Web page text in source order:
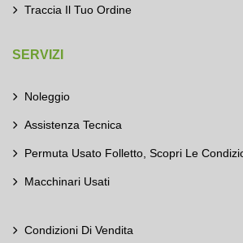
Traccia Il Tuo Ordine
SERVIZI
Noleggio
Assistenza Tecnica
Permuta Usato Folletto, Scopri Le
Macchinari Usati
Condizioni Di Vendita